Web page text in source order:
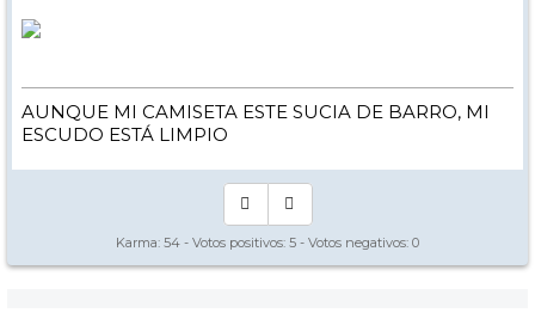
AUNQUE MI CAMISETA ESTE SUCIA DE BARRO, MI
ESCUDO ESTÁ LIMPIO
Karma: 54 - Votos positivos: 5 - Votos negativos: 0